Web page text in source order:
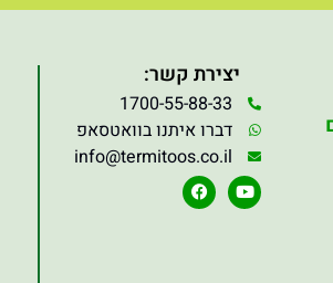
יצירת קשר:
1700-55-88-33
דברו איתנו בוואטסאפ
info@termitoos.co.il